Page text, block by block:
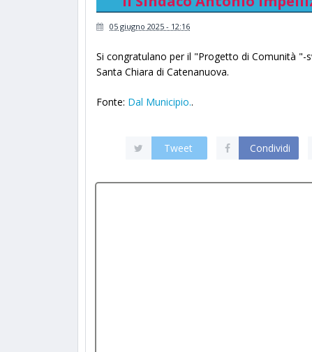
05 giugno 2025 - 12:16
Si congratulano per il "Progetto di Comunità "-
Santa Chiara di Catenanuova.
Fonte: Dal Municipio..
Tweet Condividi